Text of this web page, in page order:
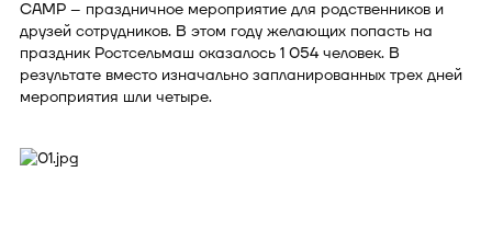
CAMP – праздничное мероприятие для родственников и
друзей сотрудников. В этом году желающих попасть на
праздник Ростсельмаш оказалось 1 054 человек. В
результате вместо изначально запланированных трех дней
мероприятия шли четыре.